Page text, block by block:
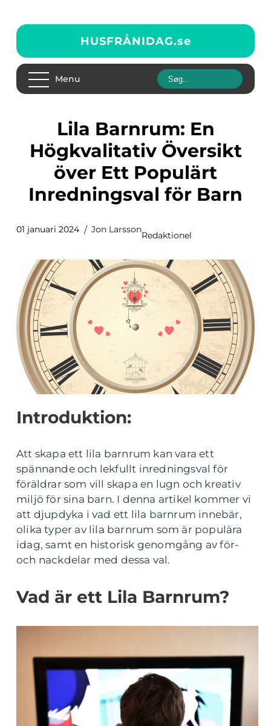
HUSFRÅNIDAG.se
Menu
Lila Barnrum: En
Högkvalitativ Översikt
över Ett Populärt
Inredningsval för Barn
01 januari 2024 Jon Larsson
Redaktionel
Introduktion:
Att skapa ett lila barnrum kan vara ett
spännande och lekfullt inredningsval för
föräldrar som vill skapa en lugn och kreativ
miljö för sina barn. I denna artikel kommer vi
att djupdyka i vad ett lila barnrum innebär,
olika typer av lila barnrum som är populära
idag, samt en historisk genomgång av för-
och nackdelar med dessa val.
Vad är ett Lila Barnrum?